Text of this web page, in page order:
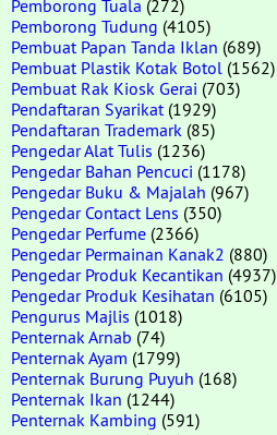
Pemborong Tuala (272)
Pemborong Tudung (4105)
Pembuat Papan Tanda Iklan (689)
Pembuat Plastik Kotak Botol (1562)
Pembuat Rak Kiosk Gerai (703)
Pendaftaran Syarikat (1929)
Pendaftaran Trademark (85)
Pengedar Alat Tulis (1236)
Pengedar Bahan Pencuci (1178)
Pengedar Buku & Majalah (967)
Pengedar Contact Lens (350)
Pengedar Perfume (2366)
Pengedar Permainan Kanak2 (880)
Pengedar Produk Kecantikan (4937)
Pengedar Produk Kesihatan (6105)
Pengurus Majlis (1018)
Penternak Arnab (74)
Penternak Ayam (1799)
Penternak Burung Puyuh (168)
Penternak Ikan (1244)
Penternak Kambing (591)